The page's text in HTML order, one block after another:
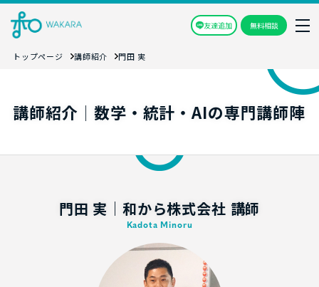
友達追加 無料相談
トップページ 講師紹介 門田 実
講師紹介│数学・統計・AIの専門講師陣
門田 実｜和から株式会社 講師
Kadota Minoru